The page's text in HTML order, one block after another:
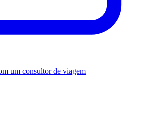
um consultor de viagem